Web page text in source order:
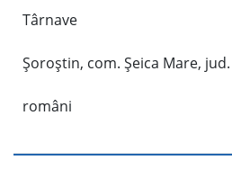
Târnave
Şoroştin, com. Şeica Mare,
români